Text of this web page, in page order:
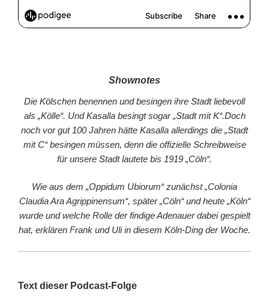
Shownotes
Die Kölschen benennen und besingen ihre Stadt liebevoll
als „Kölle“. Und Kasalla besingt sogar „Stadt mit K“.Doch
noch vor gut 100 Jahren hätte Kasalla allerdings die „Stadt
mit C“ besingen müssen, denn die offizielle Schreibweise
für unsere Stadt lautete bis 1919 „Cöln“.
Wie aus dem „Oppidum Ubiorum“ zunächst „Colonia
Claudia Ara Agrippinensum“, später „Cöln“ und heute „Köln“
wurde und welche Rolle der findige Adenauer dabei gespielt
hat, erklären Frank und Uli in diesem Köln-Ding der Woche.
Text dieser Podcast-Folge